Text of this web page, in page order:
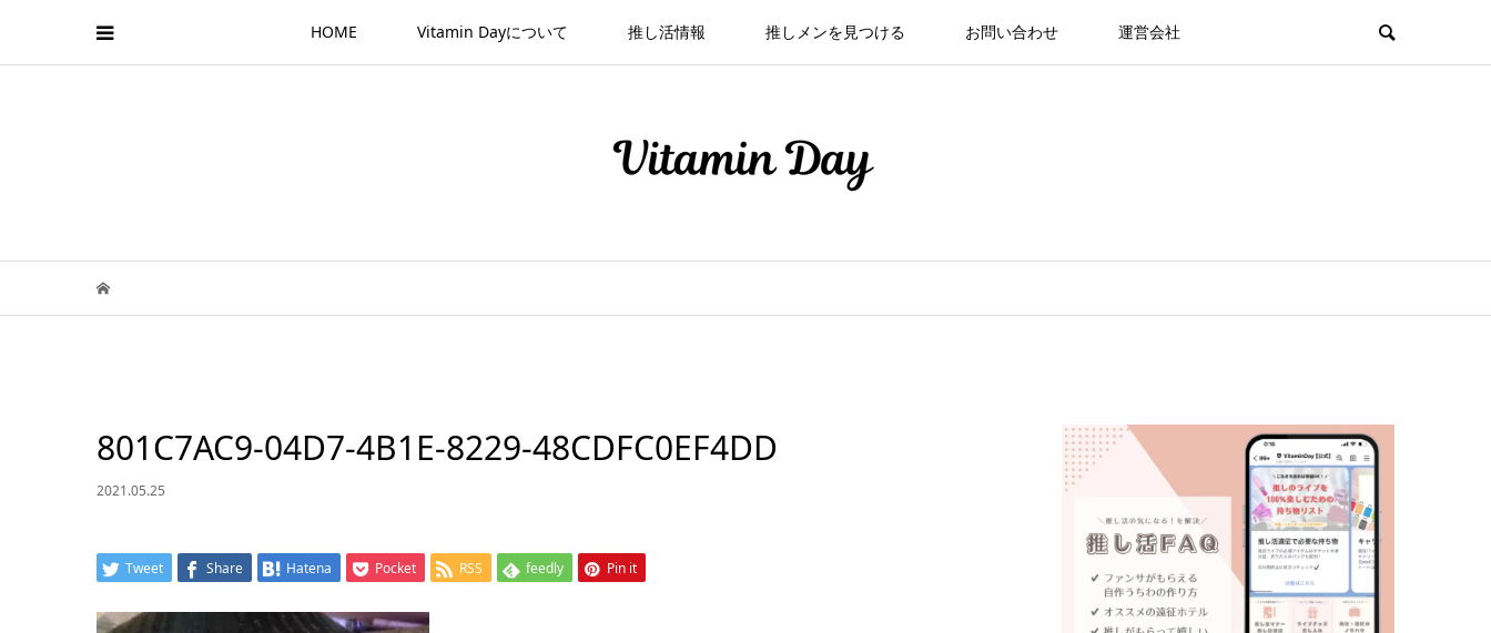
HOME Vitamin Dayについて 推し活情報 推しメンを見つける お問い合わせ 運営会社
801C7AC9-04D7-4B1E-8229-48CDFC0EF4DD
2021.05.25
Tweet Share Hatena Pocket RSS feedly Pin it